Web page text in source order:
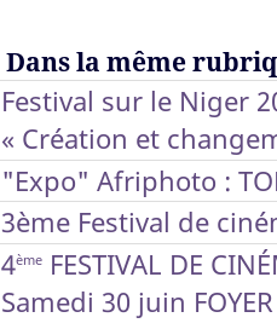
Dans la même
Festival sur le Niger
« Création et
"Expo" Afriphoto :
3ème Festival de
4èmeFESTIVAL DE
Samedi 30 juin